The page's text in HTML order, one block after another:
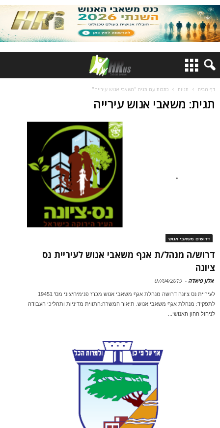
דף הבית תגיות כתבות עם תגית "משאבי אנוש עירייה"
תגית: משאבי אנוש עירייה
דרושים משאבי אנוש
דרוש/ה מנהל/ת אגף משאבי אנוש לעיריית נס
ציונה
אלון פיאדה -
07/04/2019
לעיריית נס ציונה דרושה מנהלת אגף משאבי אנוש מכרז פנימיחיצוני מס' 19451
לתפקיד: מנהלת אגף משאבי אנוש. תיאור המשרה:התווית מדיניות ותהליכי העבודה
לניהול ההון האנושי...